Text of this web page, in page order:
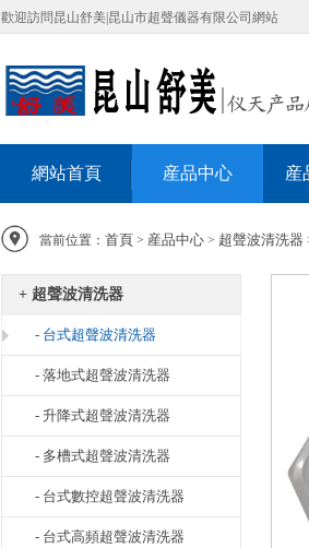
歡迎訪問昆山舒美|昆山市超聲儀器有限公司網站
網站首頁 産品中心 産
當前位置： 首頁 > 産品中心 > 超聲波清洗器
+ 超聲波清洗器
- 台式超聲波清洗器
- 落地式超聲波清洗器
- 升降式超聲波清洗器
- 多槽式超聲波清洗器
- 台式數控超聲波清洗器
- 台式高頻超聲波清洗器